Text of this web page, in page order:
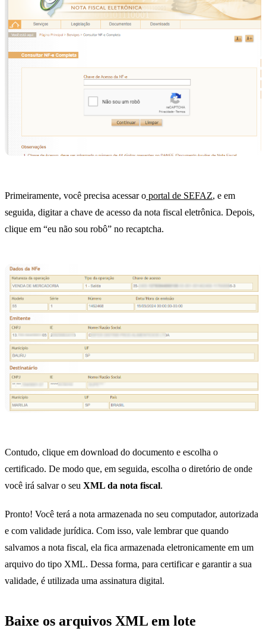
Primeiramente, você precisa acessar o portal de SEFAZ, e em
seguida, digitar a chave de acesso da nota fiscal eletrônica. Depois,
clique em “eu não sou robô” no recaptcha.
Contudo, clique em download do documento e escolha o
certificado. De modo que, em seguida, escolha o diretório de onde
você irá salvar o seu XML da nota fiscal.
Pronto! Você terá a nota armazenada no seu computador, autorizada
e com validade jurídica. Com isso, vale lembrar que quando
salvamos a nota fiscal, ela fica armazenada eletronicamente em um
arquivo do tipo XML. Dessa forma, para certificar e garantir a sua
validade, é utilizada uma assinatura digital.
Baixe os arquivos XML em lote